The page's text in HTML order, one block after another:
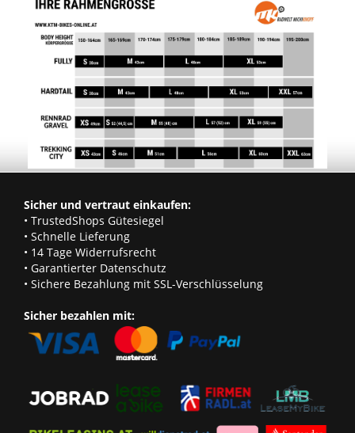
Sicher und vertraut einkaufen:
• TrustedShops Gütesiegel
• Schnelle Lieferung
• 14 Tage Widerrufsrecht
• Garantierter Datenschutz
• Sichere Bezahlung mit SSL-Verschlüsselung
Sicher bezahlen mit: